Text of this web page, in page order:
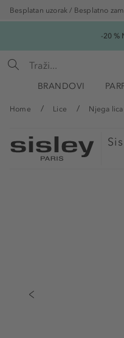
Besplatan uzorak / Besplatno
-20 %
BRANDOVI
Home Lice Njega lica